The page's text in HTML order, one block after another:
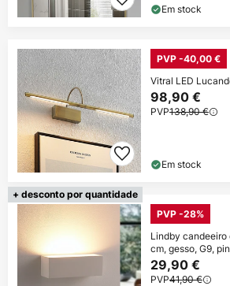
Em stock
PVP -40,00 €
Vitral LED
98,90 €
PVP138,90 €
Em stock
+ desconto por quantidade
PVP -28%
Lindby candeeiro
cm, gesso, G9,
29,90 €
PVP41,90 €